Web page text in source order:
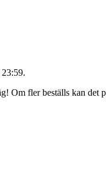
.
Om fler beställs kan det